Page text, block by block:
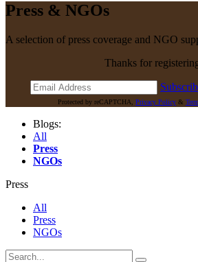
Press & NGOs
A selection of press coverage and NGO
Thanks for
Protected by reCAPTCHA, Privacy Policy &
Blogs:
All
Press
NGOs
Press
All
Press
NGOs